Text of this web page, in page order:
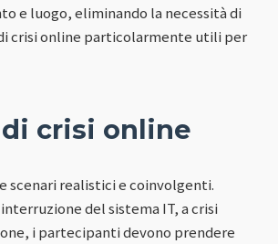
e luogo, eliminando la necessità di
crisi online particolarmente utili per
crisi online
scenari realistici e coinvolgenti.
del sistema IT, a crisi
i partecipanti devono prendere